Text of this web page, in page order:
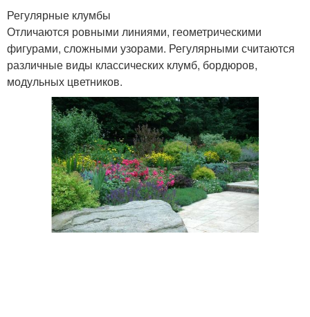
Регулярные клумбы
Отличаются ровными линиями, геометрическими
фигурами, сложными узорами. Регулярными считаются
различные виды классических клумб, бордюров,
модульных цветников.